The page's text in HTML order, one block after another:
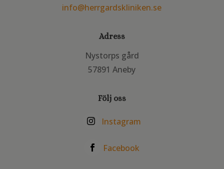
info@herrgardskliniken.se
Adress
Nystorps gård
57891 Aneby
Följ oss
Instagram
Facebook